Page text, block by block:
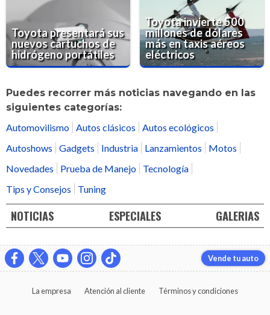
Toyota presentará sus
nuevos cartuchos de
hidrógeno portátiles
Toyota invierte 500
millones de dólares
más en taxis aéreos
eléctricos
Puedes recorrer más noticias navegando en las
siguientes categorías:
Automovilismo
Autos clásicos
Autos ecológicos
Autoshows
Gadgets Industria Lanzamientos
Motos
Novedades
Prueba de Manejo
Tecnología
Tips y Consejos
Tuning
NOTICIAS ESPECIALES GALERIAS
Vende tu auto
La empresa Atención al cliente Términos y condiciones